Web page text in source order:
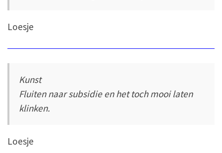
Loesje
Kunst
Fluiten naar subsidie en het toch mooi laten
klinken.
Loesje